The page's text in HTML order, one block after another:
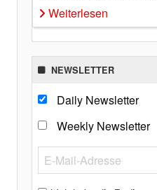
Weiterlesen
NEWSLETTER
Daily Newsletter
Weekly Newsletter